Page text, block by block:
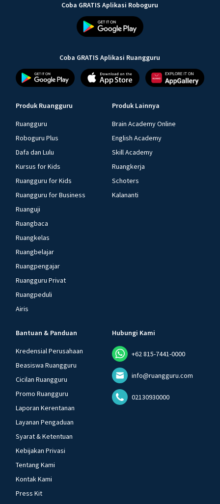
Coba GRATIS Aplikasi Roboguru
Coba GRATIS Aplikasi Ruangguru
Produk Ruangguru
Ruangguru
Roboguru Plus
Dafa dan Lulu
Kursus for Kids
Ruangguru for Kids
Ruangguru for Business
Ruanguji
Ruangbaca
Ruangkelas
Ruangbelajar
Ruangpengajar
Ruangguru Privat
Ruangpeduli
Airis
Produk Lainnya
Brain Academy Online
English Academy
Skill Academy
Ruangkerja
Schoters
Kalananti
Bantuan & Panduan
Kredensial Perusahaan
Beasiswa Ruangguru
Cicilan Ruangguru
Promo Ruangguru
Laporan Kerentanan
Layanan Pengaduan
Syarat & Ketentuan
Kebijakan Privasi
Tentang Kami
Kontak Kami
Press Kit
Hubungi Kami
+62 815-7441-0000
info@ruangguru.com
02130930000